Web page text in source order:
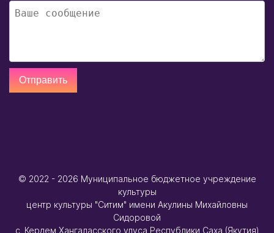
© 2022 - 2026 Муниципальное бюджетное учреждение
культуры
центр культуры "Ситим" имени Акулины Михайловны
Сидоровой
с. Кердем Хангаласского улуса Республики Саха (Якутия)